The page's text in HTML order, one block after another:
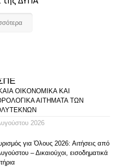
ΟΙΚΟΝΟΜΙΚΑ ΚΑΙ
ΑΙΤΗΜΑΤΑ ΤΩΝ
2026
για Όλους 2026: Αιτήσεις από
– Δικαιούχοι, εισοδηματικά